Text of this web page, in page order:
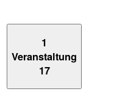
1
Veranstaltung
17